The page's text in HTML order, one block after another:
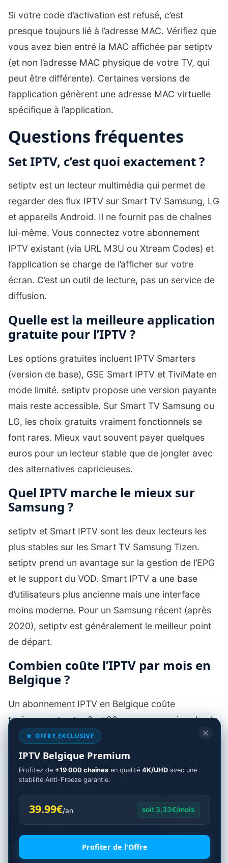
Si votre code d’activation est refusé, c’est
presque toujours lié à l’adresse MAC. Vérifiez que
vous avez bien entré la MAC affichée par setiptv
(et non l’adresse MAC physique de votre TV, qui
peut être différente). Certaines versions de
l’application génèrent une adresse MAC virtuelle
spécifique à l’application.
Questions fréquentes
Set IPTV, c’est quoi exactement ?
setiptv est un lecteur multimédia qui permet de
regarder des flux IPTV sur Smart TV Samsung, LG
et appareils Android. Il ne fournit pas de chaînes
lui-même. Vous connectez votre abonnement
IPTV existant (via URL M3U ou Xtream Codes) et
l’application se charge de l’afficher sur votre
écran. C’est un outil de lecture, pas un service de
diffusion.
Quelle est la meilleure application
gratuite pour l’IPTV ?
Les options gratuites incluent IPTV Smarters
(version de base), GSE Smart IPTV et TiviMate en
mode limité. setiptv propose une version payante
mais reste accessible. Sur Smart TV Samsung ou
LG, les choix gratuits vraiment fonctionnels se
font rares. Mieux vaut souvent payer quelques
euros pour un lecteur stable que de jongler avec
des alternatives capricieuses.
Quel IPTV marche le mieux sur
Samsung ?
setiptv et Smart IPTV sont les deux lecteurs les
plus stables sur les Smart TV Samsung Tizen.
setiptv prend un avantage sur la gestion de l’EPG
et le support du VOD. Smart IPTV a une base
d’utilisateurs plus ancienne mais une interface
moins moderne. Pour un Samsung récent (après
2020), setiptv est généralement le meilleur point
de départ.
Combien coûte l’IPTV par mois en
Belgique ?
Un abonnement IPTV en Belgique coûte
typiquement entre 8 et 20 euros par mois selon le
fournisseur et le nombre de connexions
simultanées. À cela s’ajoute le coût unique du
lecteur comme setiptv, qui se situe généralement
entre 5 et 15 euros selon la durée d’activation
choisie. Les offres tout compris existent aussi.
Peut-on utiliser setiptv sur
plusieurs téléviseurs à la fois ?
setiptv est lié à l’adresse MAC de chaque appareil.
OFFRE EXCLUSIVE
IPTV Belgique Premium
Profitez de +19 000 chaînes en qualité 4K/UHD avec une
stabilité Anti-Freeze garantie.
39.99€/an soit 3,33€/mois
Profiter de l'Offre